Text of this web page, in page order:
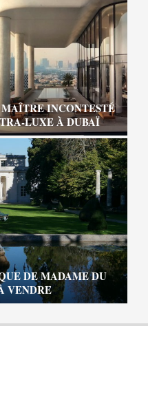
INCONTESTÉ
LUXE À DUBAÏ
DE MADAME DU
VENDRE